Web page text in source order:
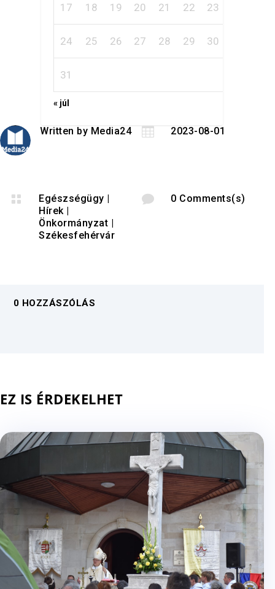
17 18 19 20 21 22 23
24 25 26 27 28 29 30
31
« júl
Written by Media24  2023-08-01
 Egészségügy |
Hírek |
Önkormányzat |
Székesfehérvár
 0 Comments(s)
0 HOZZÁSZÓLÁS
EZ IS ÉRDEKELHET